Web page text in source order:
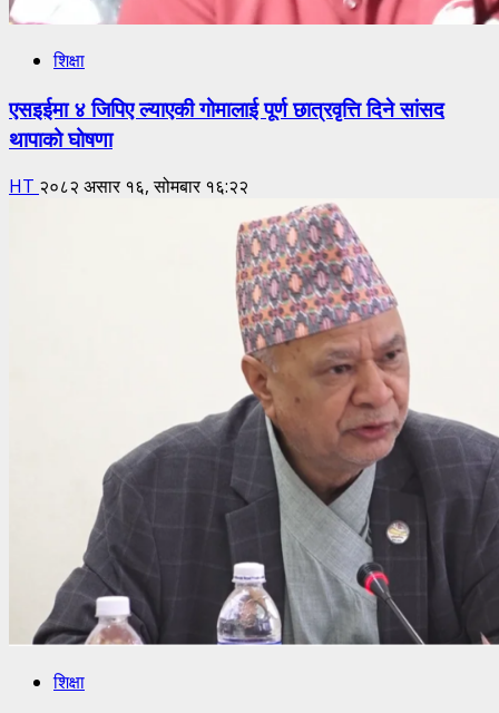
शिक्षा
एसइईमा ४ जिपिए ल्याएकी गोमालाई पूर्ण छात्रवृत्ति दिने सांसद
थापाको घोषणा
HT २०८२ असार १६, सोमबार १६:२२
शिक्षा